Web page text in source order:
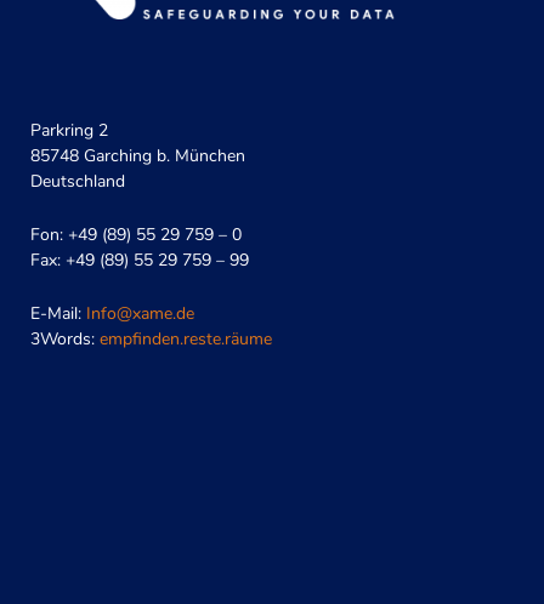
Parkring 2
85748 Garching b. München
Deutschland
Fon: +49 (89) 55 29 759 – 0
Fax: +49 (89) 55 29 759 – 99
E-Mail: Info@xame.de
3Words: empfinden.reste.räume